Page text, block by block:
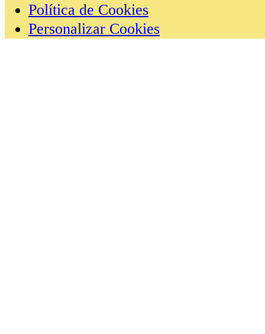
Política de Cookies
Personalizar Cookies